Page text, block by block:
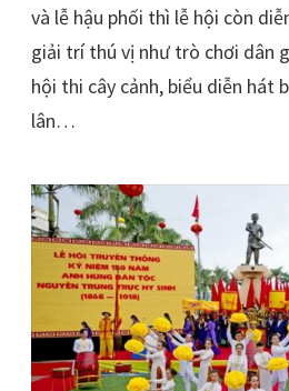
và lễ hậu phối thì lễ hội còn
giải trí thú vị như trò chơi dân
hội thi cây cảnh, biểu diễn hát
lân…